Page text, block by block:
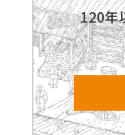
120年